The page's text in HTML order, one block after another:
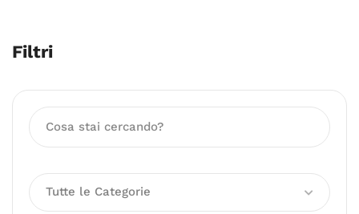
Filtri
Tutte le Categorie